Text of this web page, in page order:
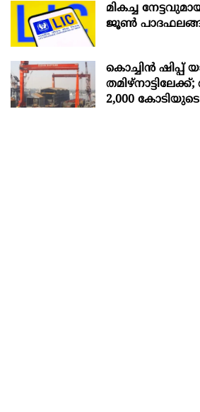
മികച്ച
ജൂൺ
കൊച്ചിന്‍ ഷിപ്പ്
2,000